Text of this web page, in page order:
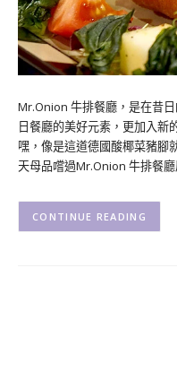
Mr.Onion 牛排餐廳，是在昔
日餐廳的美好元素，更加入新
嘿，像是這道德國酸椰菜豬腳
天母品嚐過Mr.Onion 牛排餐
CONTINUE READING